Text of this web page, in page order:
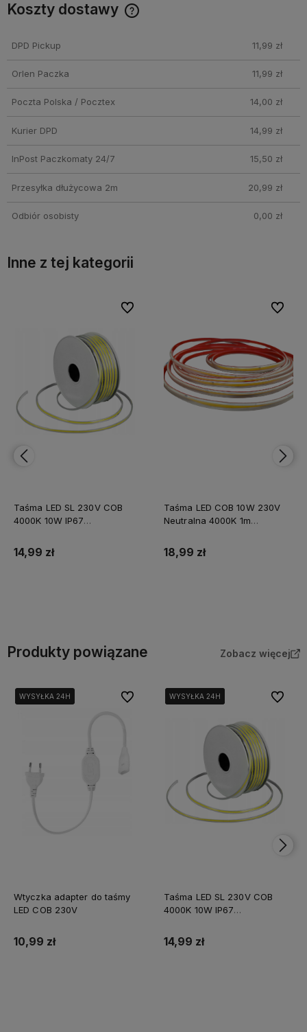
Koszty dostawy
DPD Pickup 11,99 zł
Orlen Paczka 11,99 zł
Poczta Polska / Pocztex 14,00 zł
Kurier DPD 14,99 zł
InPost Paczkomaty 24/7 15,50 zł
Przesyłka dłużycowa 2m 20,99 zł
Odbiór osobisty 0,00 zł
Inne z tej kategorii
Taśma LED SL 230V COB
4000K 10W IP67
14,99 zł
Do ulubionych
Do ulubionych
Taśma LED COB 10W 230V
Neutralna 4000K 1m
12,5CM
18,99 zł
Do
Do
Produkty powiązane Zobacz więcej
WYSYŁKA 24H
WYSYŁKA 24H
Wtyczka adapter do taśmy
LED COB 230V
10,99 zł
Do ulubionychWYSYŁKA 24H
WYSYŁKA 24H
WYSYŁKA 24H
Taśma LED SL 230V COB
4000K 10W IP67
14,99 zł
Do